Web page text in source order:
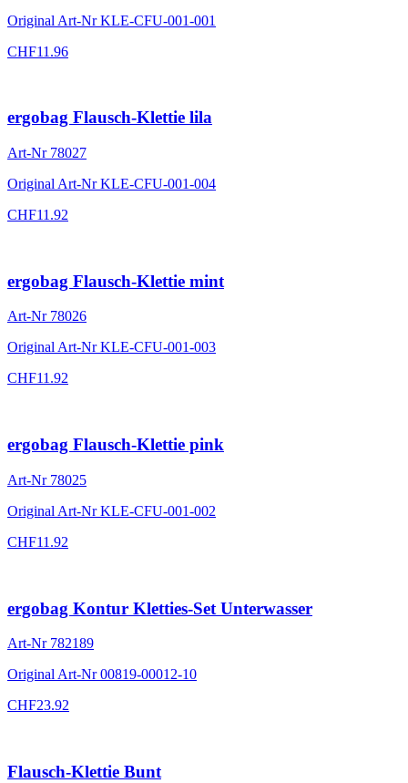
Original Art-NrKLE-CFU-001-001
CHF11.96
ergobag Flausch-Klettie lila
Art-Nr 78027
Original Art-NrKLE-CFU-001-004
CHF11.92
ergobag Flausch-Klettie mint
Art-Nr 78026
Original Art-NrKLE-CFU-001-003
CHF11.92
ergobag Flausch-Klettie pink
Art-Nr 78025
Original Art-NrKLE-CFU-001-002
CHF11.92
ergobag Kontur Kletties-Set Unterwasser
Art-Nr 782189
Original Art-Nr00819-00012-10
CHF23.92
Flausch-Klettie Bunt